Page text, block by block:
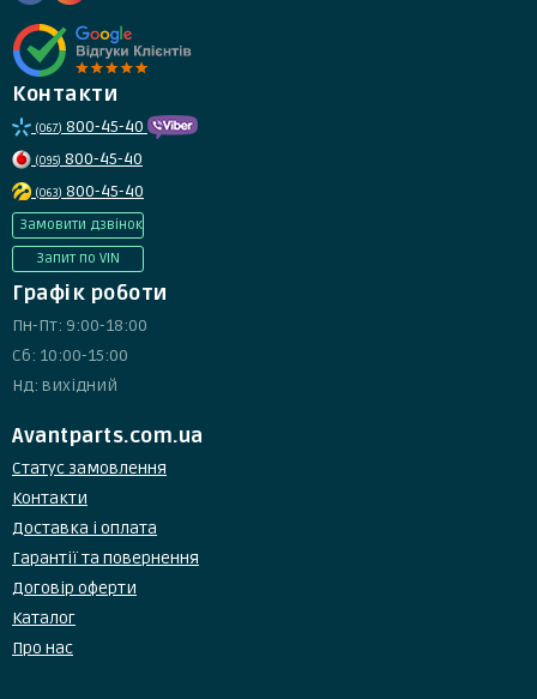
Контакти
(067) 800-45-40
(095) 800-45-40
(063) 800-45-40
Замовити дзвінок
Запит по VIN
Графік роботи
Пн-Пт: 9:00-18:00
Сб: 10:00-15:00
Нд: вихідний
Avantparts.com.ua
Статус замовлення
Контакти
Доставка і оплата
Гарантії та повернення
Договір оферти
Каталог
Про нас